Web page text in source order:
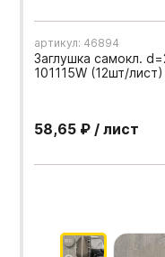
артикул: 46894
Заглушка самокл.
101115W (12шт/лист)
58,65 ₽ / лист